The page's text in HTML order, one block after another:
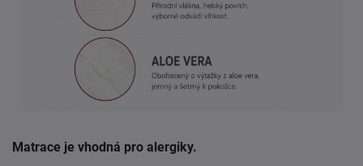
Matrace je vhodná pro alergiky.